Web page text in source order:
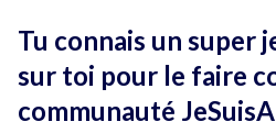
Tu connais un super
sur toi pour le faire
communauté